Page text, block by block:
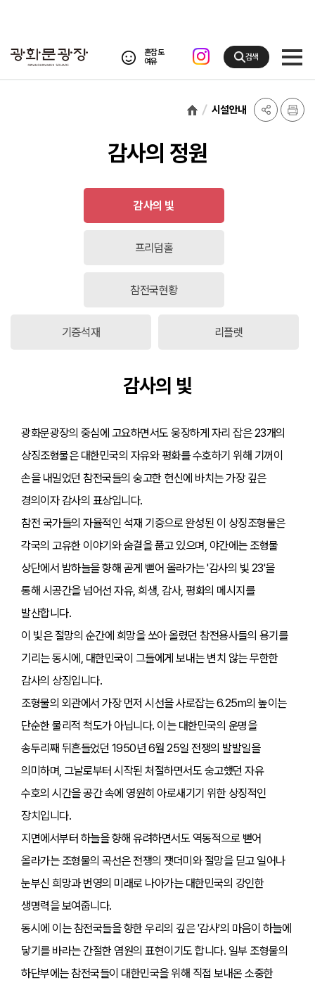
혼잡도
여유
검색
시설안내
감사의 정원
감사의 빛
프리덤홀
참전국현황
기증석재 리플렛
감사의 빛
광화문광장의 중심에 고요하면서도 웅장하게 자리 잡은 23개의
상징조형물은 대한민국의 자유와 평화를 수호하기 위해 기꺼이
손을 내밀었던 참전국들의 숭고한 헌신에 바치는 가장 깊은
경의이자 감사의 표상입니다.
참전 국가들의 자율적인 석재 기증으로 완성된 이 상징조형물은
각국의 고유한 이야기와 숨결을 품고 있으며, 야간에는 조형물
상단에서 밤하늘을 향해 곧게 뻗어 올라가는 '감사의 빛 23'을
통해 시공간을 넘어선 자유, 희생, 감사, 평화의 메시지를
발산합니다.
이 빛은 절망의 순간에 희망을 쏘아 올렸던 참전용사들의 용기를
기리는 동시에, 대한민국이 그들에게 보내는 변치 않는 무한한
감사의 상징입니다.
조형물의 외관에서 가장 먼저 시선을 사로잡는 6.25m의 높이는
단순한 물리적 척도가 아닙니다. 이는 대한민국의 운명을
송두리째 뒤흔들었던 1950년 6월 25일 전쟁의 발발일을
의미하며, 그날로부터 시작된 처절하면서도 숭고했던 자유
수호의 시간을 공간 속에 영원히 아로새기기 위한 상징적인
장치입니다.
지면에서부터 하늘을 향해 유려하면서도 역동적으로 뻗어
올라가는 조형물의 곡선은 전쟁의 잿더미와 절망을 딛고 일어나
눈부신 희망과 번영의 미래로 나아가는 대한민국의 강인한
생명력을 보여줍니다.
동시에 이는 참전국들을 향한 우리의 깊은 '감사'의 마음이 하늘에
닿기를 바라는 간절한 염원의 표현이기도 합니다. 일부 조형물의
하단부에는 참전국들이 대한민국을 위해 직접 보내온 소중한